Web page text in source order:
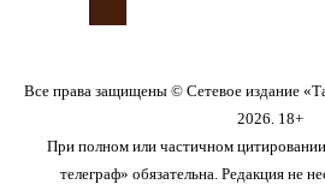
Все права защищены © Сетевое издание
2026. 18+
При полном или частичном
телеграф» обязательна. Редакция не